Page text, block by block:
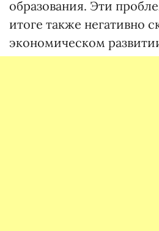
образования. Эти
итоге также негативно
экономическом